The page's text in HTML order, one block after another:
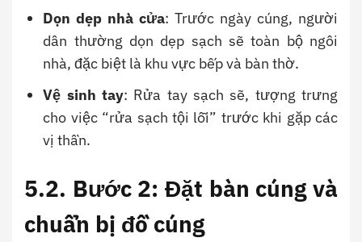
Dọn dẹp nhà cửa: Trước ngày cúng, người
dân thường dọn dẹp sạch sẽ toàn bộ ngôi
nhà, đặc biệt là khu vực bếp và bàn thờ.
Vệ sinh tay: Rửa tay sạch sẽ, tượng trưng
cho việc “rửa sạch tội lỗi” trước khi gặp các
vị thần.
5.2. Bước 2: Đặt bàn cúng và
chuẩn bị đồ cúng